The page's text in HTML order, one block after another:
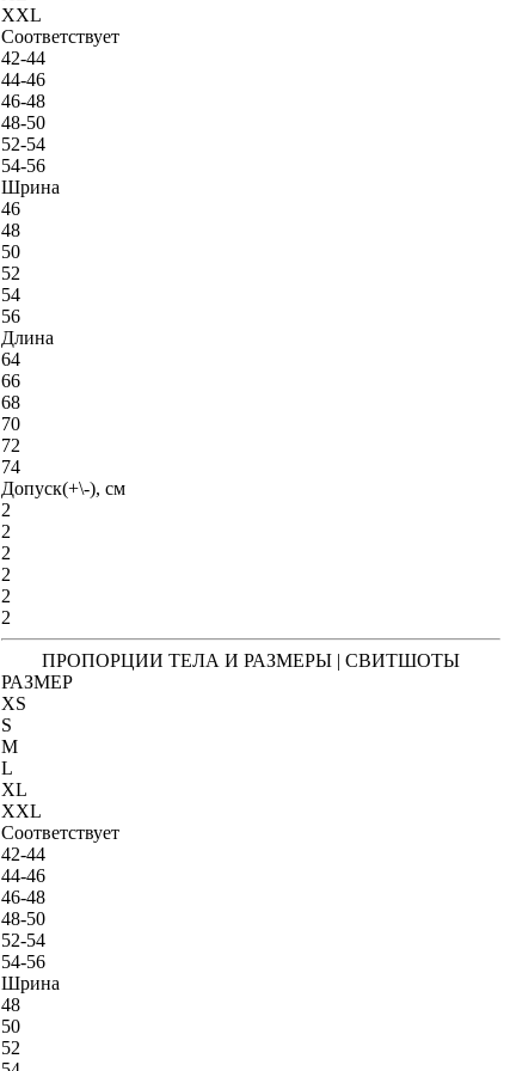
XXL
Соответствует
42-44
44-46
46-48
48-50
52-54
54-56
Шрина
46
48
50
52
54
56
Длина
64
66
68
70
72
74
Допуск(+\-), см
2
2
2
2
2
2
ПРОПОРЦИИ ТЕЛА И РАЗМЕРЫ | СВИТШОТЫ
РАЗМЕР
XS
S
M
L
XL
XXL
Соответствует
42-44
44-46
46-48
48-50
52-54
54-56
Шрина
48
50
52